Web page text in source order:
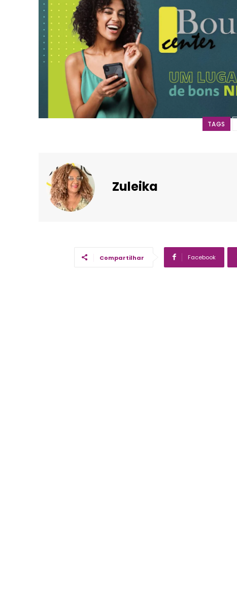
Donec quis est ac felis
Orci varius natoque dolor
TAGS
Zuleika
Compartilhar Facebook